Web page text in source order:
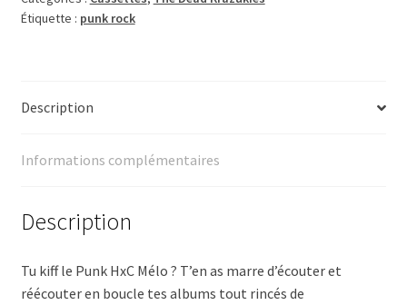
Étiquette : punk rock
Description
Informations complémentaires
Description
Tu kiff le Punk HxC Mélo ? T’en as marre d’écouter et
réécouter en boucle tes albums tout rincés de